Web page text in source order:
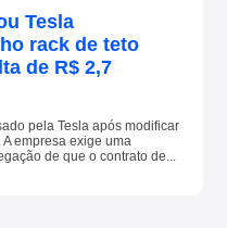
Tesla
rack de teto
de R$ 2,7
pela Tesla após modificar
empresa exige uma
de que o contrato de...